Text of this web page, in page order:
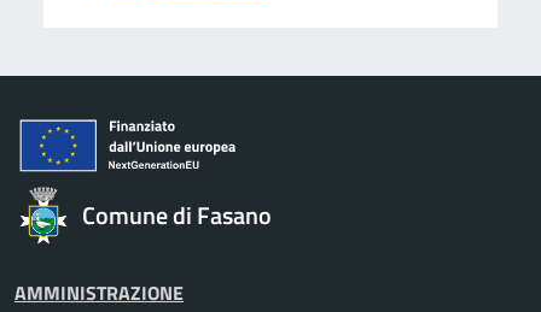
Comune di Fasano
AMMINISTRAZIONE